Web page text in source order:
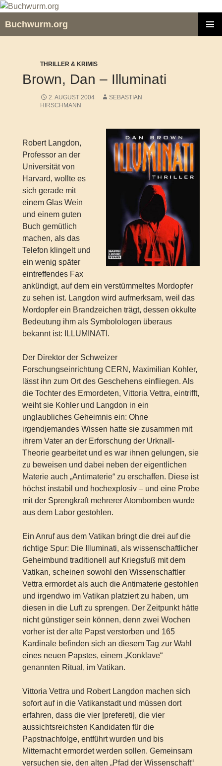
Zum
springen
Buchwurm.org
THRILLER & KRIMIS
Brown, Dan – Illuminati
2. AUGUST 2004
SEBASTIAN
HIRSCHMANN
Robert Langdon,
Professor an der
Universität von
Harvard, wollte es
sich gerade mit
einem Glas Wein
und einem guten
Buch gemütlich
machen, als das
Telefon klingelt und
ein wenig später
eintreffendes Fax
ankündigt, auf dem ein verstümmeltes Mordopfer
zu sehen ist. Langdon wird aufmerksam, weil das
Mordopfer ein Brandzeichen trägt, dessen okkulte
Bedeutung ihm als Symbolologen überaus
bekannt ist: ILLUMINATI.
Der Direktor der Schweizer
Forschungseinrichtung CERN, Maximilian Kohler,
lässt ihn zum Ort des Geschehens einfliegen. Als
die Tochter des Ermordeten, Vittoria Vettra, eintrifft,
weiht sie Kohler und Langdon in ein
unglaubliches Geheimnis ein: Ohne
irgendjemandes Wissen hatte sie zusammen mit
ihrem Vater an der Erforschung der Urknall-
Theorie gearbeitet und es war ihnen gelungen, sie
zu beweisen und dabei neben der eigentlichen
Materie auch „Antimaterie“ zu erschaffen. Diese ist
höchst instabil und hochexplosiv – und eine Probe
mit der Sprengkraft mehrerer Atombomben wurde
aus dem Labor gestohlen.
Ein Anruf aus dem Vatikan bringt die drei auf die
richtige Spur: Die Illuminati, als wissenschaftlicher
Geheimbund traditionell auf Kriegsfuß mit dem
Vatikan, scheinen sowohl den Wissenschaftler
Vettra ermordet als auch die Antimaterie gestohlen
und irgendwo im Vatikan platziert zu haben, um
diesen in die Luft zu sprengen. Der Zeitpunkt hätte
nicht günstiger sein können, denn zwei Wochen
vorher ist der alte Papst verstorben und 165
Kardinale befinden sich an diesem Tag zur Wahl
eines neuen Papstes, einem „Konklave“
genannten Ritual, im Vatikan.
Vittoria Vettra und Robert Langdon machen sich
sofort auf in die Vatikanstadt und müssen dort
erfahren, dass die vier |prefereti|, die vier
aussichtsreichsten Kandidaten für die
Papstnachfolge, entführt wurden und bis
Mitternacht ermordet werden sollen. Gemeinsam
versuchen sie, den alten „Pfad der Wissenschaft“